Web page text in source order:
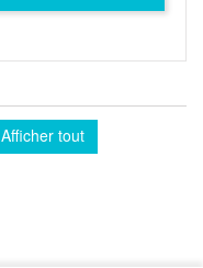
Afficher tout